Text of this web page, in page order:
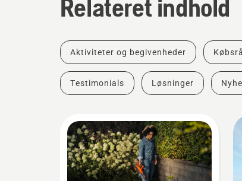
Relateret indhold
Aktiviteter og begivenheder
Testimonials Løsninger